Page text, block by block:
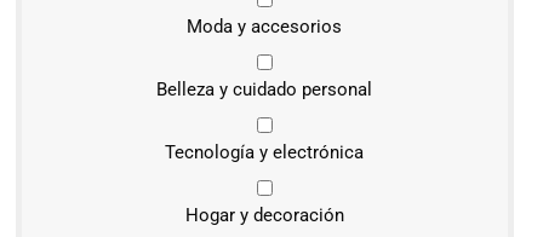
Moda y accesorios
Belleza y cuidado personal
Tecnología y electrónica
Hogar y decoración